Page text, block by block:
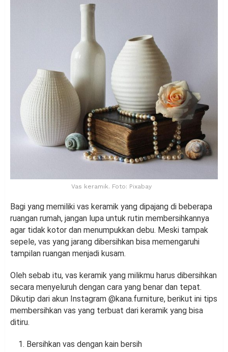
Vas keramik. Foto: Pixabay
Bagi yang memiliki vas keramik yang dipajang di beberapa
ruangan rumah, jangan lupa untuk rutin membersihkannya
agar tidak kotor dan menumpukkan debu. Meski tampak
sepele, vas yang jarang dibersihkan bisa memengaruhi
tampilan ruangan menjadi kusam.
Oleh sebab itu, vas keramik yang milikmu harus dibersihkan
secara menyeluruh dengan cara yang benar dan tepat.
Dikutip dari akun Instagram @kana.furniture, berikut ini tips
membersihkan vas yang terbuat dari keramik yang bisa
ditiru.
Bersihkan vas dengan kain bersih